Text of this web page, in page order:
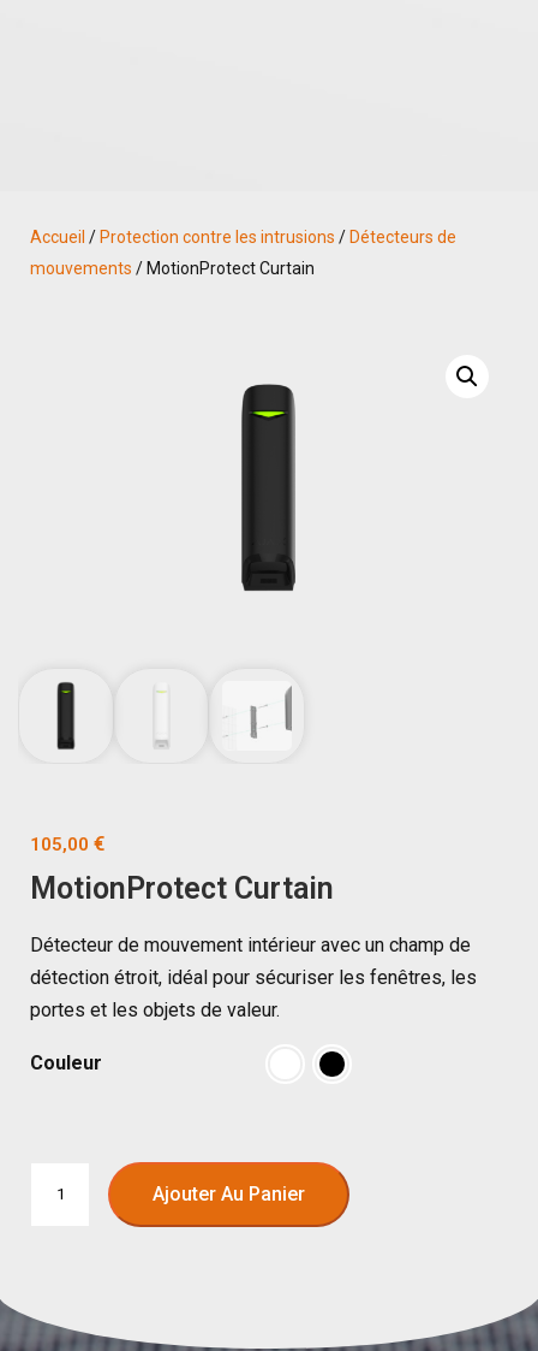
Accueil / Protection contre les intrusions / Détecteurs de
mouvements / MotionProtect Curtain
105,00 €
MotionProtect Curtain
Détecteur de mouvement intérieur avec un champ de
détection étroit, idéal pour sécuriser les fenêtres, les
portes et les objets de valeur.
Couleur
Ajouter Au Panier